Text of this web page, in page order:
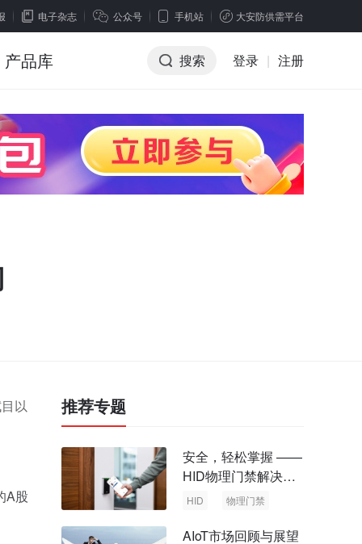
电子杂志 公众号 手机站 大安防供需平台
产品库 搜索 登录 | 注册
以
A股
推荐专题
安全，轻松掌握 ——
HID物理门禁解决方
案，启动智慧安全新
HID 物理门禁
AIoT市场回顾与展望